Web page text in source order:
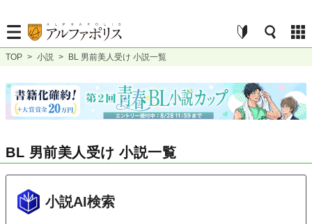
TOP > 小説 > BL 男前美人受け 小説一覧
BL 男前美人受け 小説一覧
小説AI検索